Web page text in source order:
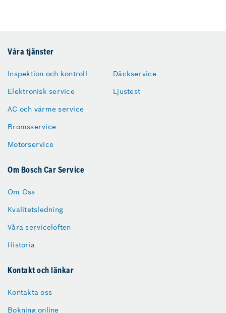
Våra tjänster
Inspektion och kontroll
Elektronisk service
AC och värme service
Bromsservice
Motorservice
Däckservice
Ljustest
Om Bosch Car Service
Om Oss
Kvalitetsledning
Våra servicelöften
Historia
Kontakt och länkar
Kontakta oss
Bokning online